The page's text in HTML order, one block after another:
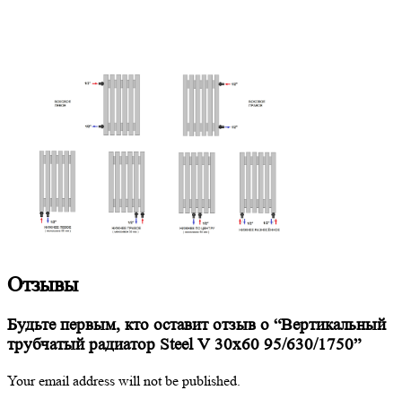
Отзывы
Будьте первым, кто оставит отзыв о “Вертикальный
трубчатый радиатор Steel V 30х60 95/630/1750”
Your email address will not be published.